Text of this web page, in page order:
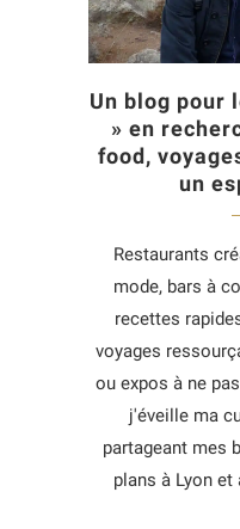
Un blog pour
» en
food,
un
Restaurants
mode, bars à
recettes
voyages
ou expos à ne
j'éveille ma
partageant mes
plans à Lyon